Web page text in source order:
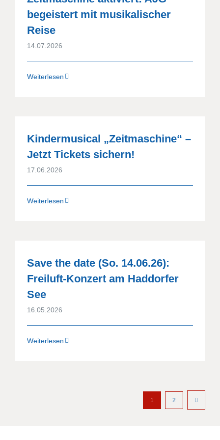
begeistert mit musikalischer
Reise
14.07.2026
Weiterlesen
Kindermusical „Zeitmaschine“ –
Jetzt Tickets sichern!
17.06.2026
Weiterlesen
Save the date (So. 14.06.26):
Freiluft-Konzert am Haddorfer
See
16.05.2026
Weiterlesen
1 2